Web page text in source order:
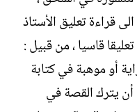
قراءة تعليق الأستاذ
قاسيا ، من قبيل :
أو موهبة في كتابة
يترك القصة في